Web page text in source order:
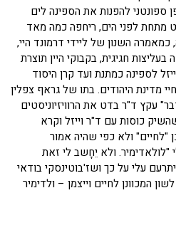
ספונטני להפנות את הספינה לים
מתחת לפני הים, ריחפה כמה מאד
השנון של ליידי דרמונד היי,
חגיגית, בקבוקי היין תוצרת
לספינה כמתנת ועד קרן היסוד
מדינת היהודים. בתו של גראף צפלין
עקץ ד"ר בדט את הרוויזיוניסטים
כוסות עם ד"ר וייזל וקרא
"לחיים" ולא כפי שהיה אמור
"לולאדימיר. ולא יֵחָשב לי זאת
עלי על כך ושז'בוטינסקי בודאי
המכוונן לחיים וייצמן – ולדימיר